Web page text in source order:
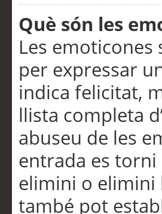
Què són les
Les
per expressar
indica felicitat,
llista completa
abuseu de les
entrada es torni
elimini o elimini
també pot